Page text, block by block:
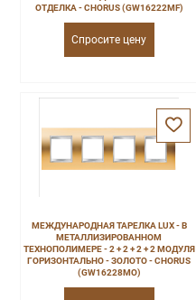
ОТДЕЛКА - CHORUS (GW16222MF)
Спросите цену
МЕЖДУНАРОДНАЯ ТАРЕЛКА LUX - В
МЕТАЛЛИЗИРОВАННОМ
ТЕХНОПОЛИМЕРЕ - 2 + 2 + 2 + 2 МОДУЛЯ
ГОРИЗОНТАЛЬНО - ЗОЛОТО - CHORUS
(GW16228MO)